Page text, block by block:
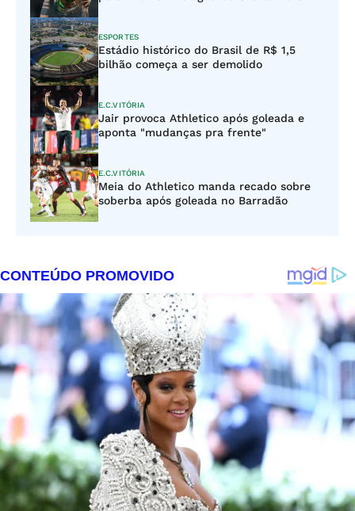
ESPORTES
Estádio histórico do Brasil de R$ 1,5
bilhão começa a ser demolido
E.C.VITÓRIA
Jair provoca Athletico após goleada e
aponta "mudanças pra frente"
E.C.VITÓRIA
Meia do Athletico manda recado sobre
soberba após goleada no Barradão